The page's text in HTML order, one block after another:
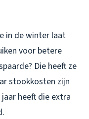
in de winter laat
voor betere
Die heeft ze
stookkosten zijn
heeft die extra